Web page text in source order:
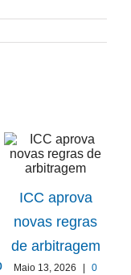
ICC aprova
novas regras
de arbitragem
Maio 13, 2026 |
0